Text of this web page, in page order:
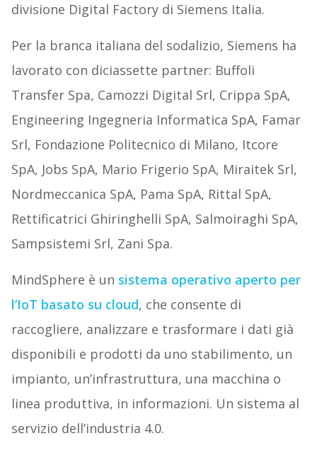
divisione Digital Factory di Siemens Italia.
Per la branca italiana del sodalizio, Siemens ha
lavorato con diciassette partner: Buffoli
Transfer Spa, Camozzi Digital Srl, Crippa SpA,
Engineering Ingegneria Informatica SpA, Famar
Srl, Fondazione Politecnico di Milano, Itcore
SpA, Jobs SpA, Mario Frigerio SpA, Miraitek Srl,
Nordmeccanica SpA, Pama SpA, Rittal SpA,
Rettificatrici Ghiringhelli SpA, Salmoiraghi SpA,
Sampsistemi Srl, Zani Spa.
MindSphere è un sistema operativo aperto per
l’IoT basato su cloud, che consente di
raccogliere, analizzare e trasformare i dati già
disponibili e prodotti da uno stabilimento, un
impianto, un’infrastruttura, una macchina o
linea produttiva, in informazioni. Un sistema al
servizio dell’industria 4.0.